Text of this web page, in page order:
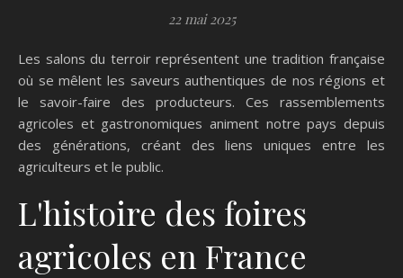
22 mai 2025
Les salons du terroir représentent une tradition française
où se mêlent les saveurs authentiques de nos régions et
le savoir-faire des producteurs. Ces rassemblements
agricoles et gastronomiques animent notre pays depuis
des générations, créant des liens uniques entre les
agriculteurs et le public.
L'histoire des foires
agricoles en France